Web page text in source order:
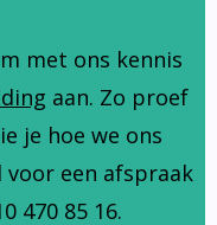
met ons kennis
aan. Zo proef
je hoe we ons
een afspraak
470 85 16.